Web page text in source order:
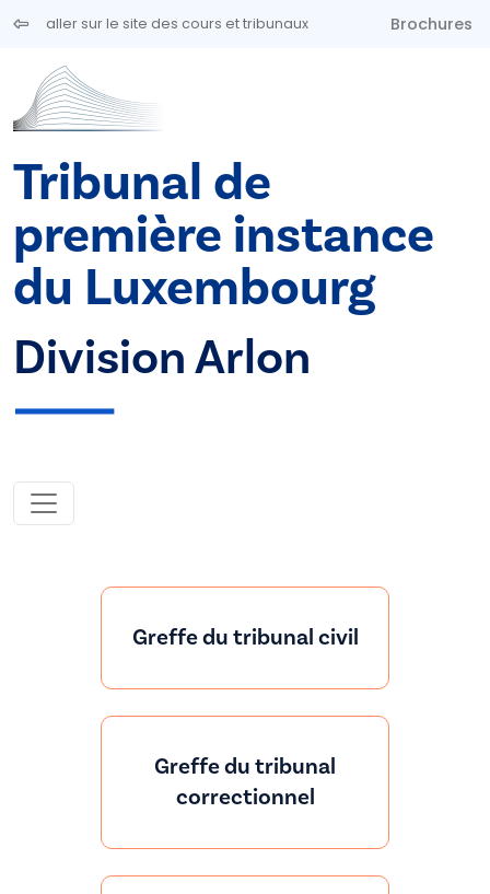
Aller au contenu principal
aller sur le site des cours et tribunaux Brochures
Tribunal de
première instance
du Luxembourg
Division Arlon
Greffe du tribunal civil
Greffe du tribunal
correctionnel